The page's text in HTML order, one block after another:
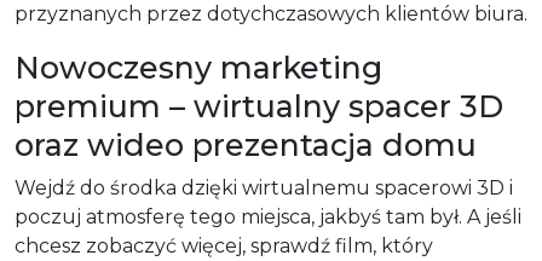
przyznanych przez dotychczasowych klientów biura.
Nowoczesny marketing
premium – wirtualny spacer 3D
oraz wideo prezentacja domu
Wejdź do środka dzięki wirtualnemu spacerowi 3D i
poczuj atmosferę tego miejsca, jakbyś tam był. A jeśli
chcesz zobaczyć więcej, sprawdź film, który